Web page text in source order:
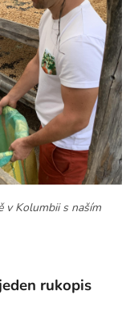
v Kolumbii s naším
rukopis